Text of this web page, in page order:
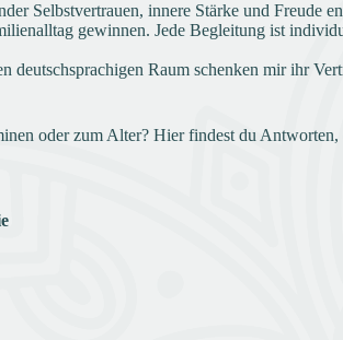
Selbstvertrauen, innere Stärke und Freude
gewinnen. Jede Begleitung ist
deutschsprachigen Raum schenken mir ihr
oder zum Alter? Hier findest du